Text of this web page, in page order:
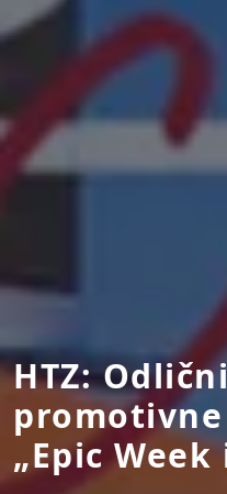
HTZ:
„Epic